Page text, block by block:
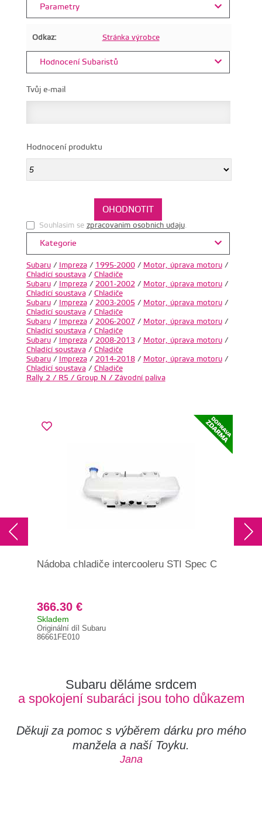
Parametry
Odkaz: Stránka výrobce
Hodnocení Subaristů
Tvůj e-mail
Hodnocení produktu
Souhlasim se zpracovanim osobnich udaju.
Kategorie
Subaru/ Impreza/ 1995-2000/ Motor, úprava motoru/
Chladící soustava/ Chladiče
Subaru/ Impreza/ 2001-2002 / Motor, úprava motoru/
Chladící soustava/ Chladiče
Subaru/ Impreza/ 2003-2005/ Motor, úprava motoru/
Chladící soustava/ Chladiče
Subaru/ Impreza/ 2006-2007/ Motor, úprava motoru/
Chladící soustava/ Chladiče
Subaru/ Impreza/ 2008-2013/ Motor, úprava motoru/
Chladící soustava/ Chladiče
Subaru/ Impreza/ 2014-2018/ Motor, úprava motoru/
Chladící soustava/ Chladiče
Rally 2 / R5 / Group N / Závodní paliva
Nádoba chladiče intercooleru STI Spec C
366.30 €
Skladem
Originální díl Subaru
86661FE010
Subaru děláme srdcem
a spokojení subaráci jsou toho důkazem
Děkuji za pomoc s výběrem dárku pro mého
manžela a naší Toyku.
Jana